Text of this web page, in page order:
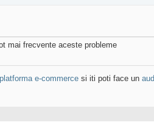
mai frecvente aceste probleme
platforma e-commerce si iti poti face un